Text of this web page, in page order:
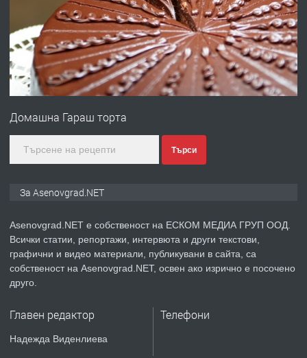
със сертификат от ЕЦБ
преди 1 година
ПРЕДЛАГА
Професионална зеленчукорезачка
преди 2 години
ПРЕДЛАГА
Давам индивидуалани уроци по
Домашна Гараш торта
Търси
За Asenovgrad.NET
Asenovgrad.NET е собственост на ЕСКОМ МЕДИА ГРУП ООД.
Всички статии, репортажи, интервюта и други текстови,
графични и видео материали, публикувани в сайта, са
собственост на Asenovgrad.NET, освен ако изрично е посочено
друго.
Главен редактор
Надежда Виденлиева
Телефони